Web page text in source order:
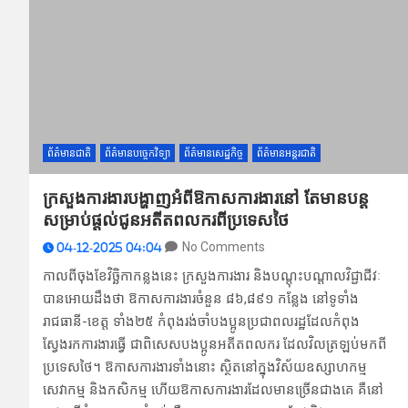
ព័ត៌មានជាតិ ព័ត៌មានបច្ចេកវិទ្យា ព័ត៌មានសេដ្ឋកិច្ច ព័ត៌មានអន្តរជាតិ
ក្រសួងការងារបង្ហាញអំពីឱកាសការងារនៅ តែមានបន្ត
សម្រាប់ផ្តល់ជូនអតីតពលករពីប្រទេសថៃ
04-12-2025 04:04 No Comments
កាលពីចុងខែវិច្ឆិកាកន្លងនេះ ក្រសួងការងារ និងបណ្តុះបណ្តាលវិជ្ជាជីវៈ
បានអោយដឹងថា ឱកាសការងារចំនួន ៨៦,៨៩១ កន្លែង នៅទូទាំង
រាជធានី-ខេត្ត ទាំង២៥ កំពុងរង់ចាំបងប្អូនប្រជាពលរដ្ឋដែលកំពុង
ស្វែងរកការងារធ្វើ ជាពិសេសបងប្អូនអតីតពលករ ដែលវិលត្រឡប់មកពី
ប្រទេសថៃ។ ឱកាសការងារទាំងនោះ ស្ថិតនៅក្នុងវិស័យឧស្សាហកម្ម
សេវាកម្ម និងកសិកម្ម ហើយឱកាសការងារដែលមានច្រើនជាងគេ គឺនៅ